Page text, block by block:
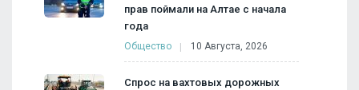
прав поймали на Алтае с начала
года
Общество 10 Августа, 2026
Спрос на вахтовых дорожных